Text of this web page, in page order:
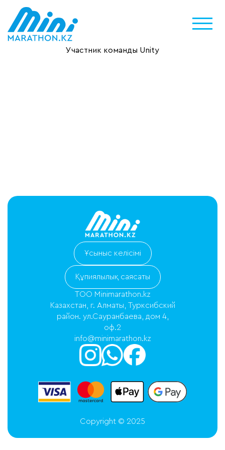
Участник команды Unity
Ұсыныс келісімі
Құпиялылық саясаты
ТОО Minimarathon.kz
Казахстан, г. Алматы, Турксибский
район. ул.Сауранбаева, дом 4,
оф.2
info@minimarathon.kz
Copyright © 2025